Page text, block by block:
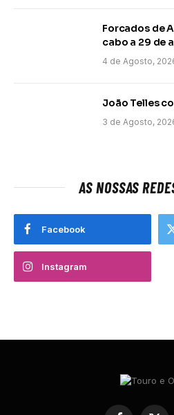
Forcados de
cabo a 29 de
4 de Agosto,
João Telles
3 de Agosto,
AS NOSSAS
Facebook
Instagram